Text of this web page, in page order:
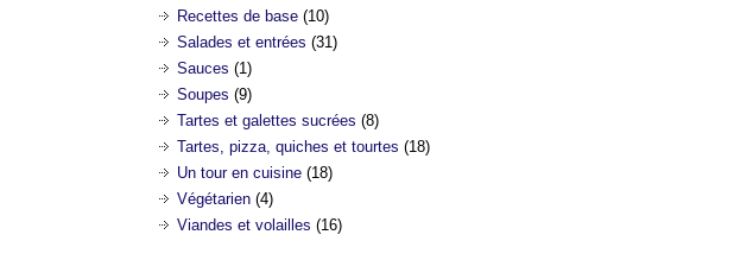
Recettes de base(10)
Salades et entrées (31)
Sauces (1)
Soupes (9)
Tartes et galettes sucrées (8)
Tartes, pizza, quiches et tourtes (18)
Un tour en cuisine(18)
Végétarien(4)
Viandes et volailles (16)